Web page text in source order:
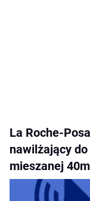
La Roche-
nawilżający
mieszanej